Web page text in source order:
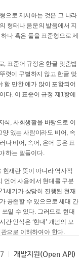
으로 제시하는 것은 그 나라
형태나 음운의 발음에서 지
나 혹은 둘을 표준형으로 제
, 표준어 규정은 한글 맞춤법
렷이 구별하지 않고 한글 맞
할 만한 예가 많이 포함되어
다. 이 표준어 규정 제1항에
식, 사회생활을 바탕으로 이
있는 사람이라도 비어, 속
나 비어, 속어, 은어 등은 표
하는 말들이다.
현재란 뜻이 아니라 역사적
언어 사용에서 현대를 구분
세기가 상당히 진행된 현재
공존할 수 있으므로 세대 간
일 수 있다. 그러므로 현대
인식은 ‘현대’ 개념의 모
으로 이해하여야 한다.
게 드러내 주는 기준이다.
개발지원(Open API)